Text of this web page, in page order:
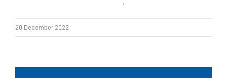
Signalement
20 December 2022